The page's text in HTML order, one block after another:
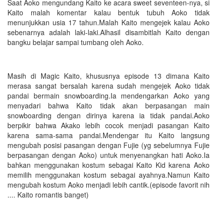
Saat Aoko mengundang Kaito ke acara sweet seventeen-nya, si
Kaito malah komentar kalau bentuk tubuh Aoko tidak
menunjukkan usia 17 tahun.Malah Kaito mengejek kalau Aoko
sebenarnya adalah laki-laki.Alhasil disambitlah Kaito dengan
bangku belajar sampai tumbang oleh Aoko.
Masih di Magic Kaito, khususnya episode 13 dimana Kaito
merasa sangat bersalah karena sudah mengejek Aoko tidak
pandai bermain snowboarding.Ia mendengarkan Aoko yang
menyadari bahwa Kaito tidak akan berpasangan main
snowboarding dengan dirinya karena ia tidak pandai.Aoko
berpikir bahwa Akako lebih cocok menjadi pasangan Kaito
karena sama-sama pandai.Mendengar itu Kaito langsung
mengubah posisi pasangan dengan Fujie (yg sebelumnya Fujie
berpasangan dengan Aoko) untuk menyenangkan hati Aoko.Ia
bahkan menggunakan kostum sebagai Kaito Kid karena Aoko
memilih menggunakan kostum sebagai ayahnya.Namun Kaito
mengubah kostum Aoko menjadi lebih cantik.(episode favorit nih
.... Kaito romantis banget)